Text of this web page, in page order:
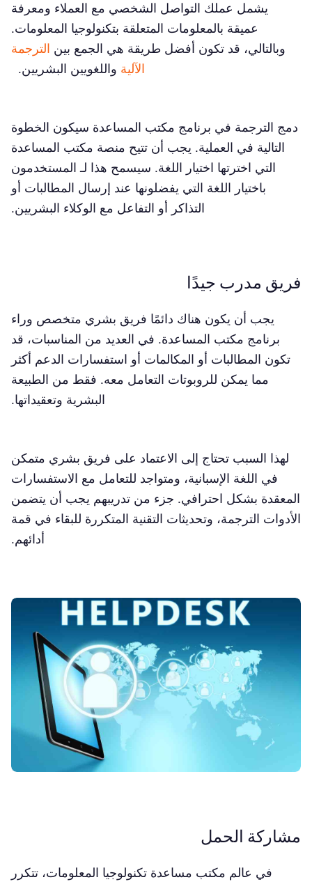
يشمل عملك التواصل الشخصي مع العملاء ومعرفة
عميقة بالمعلومات المتعلقة بتكنولوجيا المعلومات.
وبالتالي، قد تكون أفضل طريقة هي الجمع بين الترجمة
الآلية واللغويين البشريين.
دمج الترجمة في برنامج مكتب المساعدة سيكون الخطوة
التالية في العملية. يجب أن تتيح منصة مكتب المساعدة
التي اخترتها اختيار اللغة. سيسمح هذا لـ المستخدمون
باختيار اللغة التي يفضلونها عند إرسال المطالبات أو
التذاكر أو التفاعل مع الوكلاء البشريين.
فريق مدرب جيدًا
يجب أن يكون هناك دائمًا فريق بشري متخصص وراء
برنامج مكتب المساعدة. في العديد من المناسبات، قد
تكون المطالبات أو المكالمات أو استفسارات الدعم أكثر
مما يمكن للروبوتات التعامل معه. فقط من الطبيعة
البشرية وتعقيداتها.
لهذا السبب تحتاج إلى الاعتماد على فريق بشري متمكن
في اللغة الإسبانية، ومتواجد للتعامل مع الاستفسارات
المعقدة بشكل احترافي. جزء من تدريبهم يجب أن يتضمن
الأدوات الترجمة، وتحديثات التقنية المتكررة للبقاء في قمة
أدائهم.
مشاركة الحمل
في عالم مكتب مساعدة تكنولوجيا المعلومات، تتكرر